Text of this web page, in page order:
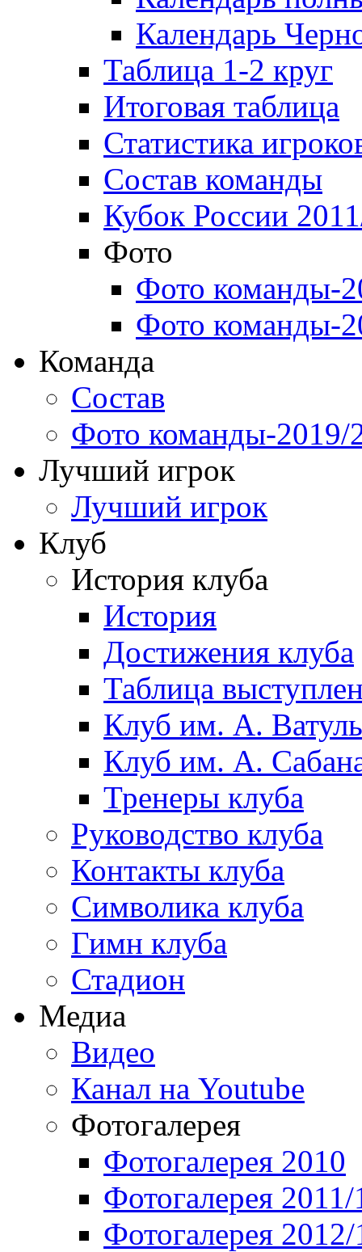
Календарь
Таблица 1-2 круг
Итоговая таблица
Статистика
Состав команды
Кубок России
Фото
Фото команды-
Фото команды-
Команда
Состав
Фото команды-2019/
Лучший игрок
Лучший игрок
Клуб
История клуба
История
Достижения клуба
Таблица
Клуб им. А.
Клуб им. А.
Тренеры клуба
Руководство клуба
Контакты клуба
Символика клуба
Гимн клуба
Стадион
Медиа
Видео
Канал на Youtube
Фотогалерея
Фотогалерея 2010
Фотогалерея 2011/
Фотогалерея